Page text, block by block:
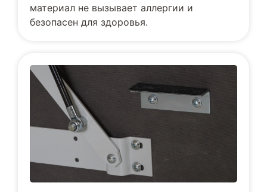
материал не вызывает аллергии и
безопасен для здоровья.